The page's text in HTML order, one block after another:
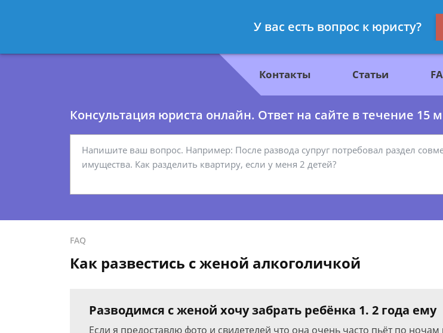
- Юрист по гражданскому праву
Контакты Статьи
Консультация юриста онлайн. Ответ на сайте в течение 15
FAQ
Как развестись с женой алкоголичкой
Разводимся с женой хочу забрать ребёнка 1. 2 года ему
Если я предоставлю фото и свидетелей что она очень часто пьёт по ночам
У вас есть вопрос к юристу?